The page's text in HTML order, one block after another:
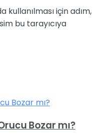
için adım,
bu tarayıcıya
Bozar mı?